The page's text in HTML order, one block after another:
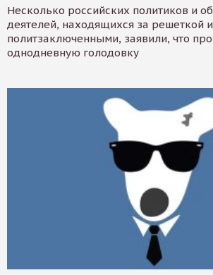
Несколько российских политиков и
деятелей, находящихся за решеткой
политзаключенными, заявили, что
однодневную голодовку